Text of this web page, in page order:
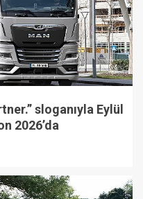
sloganıyla Eylül
2026’da